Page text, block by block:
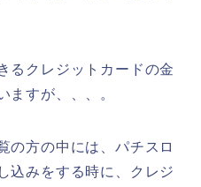
るクレジットカードの金
ますが、、、。
の方の中には、パチスロ
込みをする時に、クレジ